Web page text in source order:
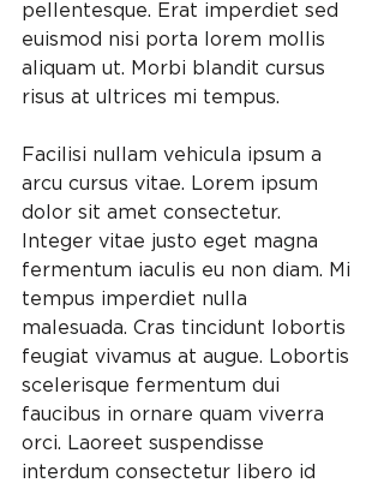
pellentesque. Erat imperdiet sed
euismod nisi porta lorem mollis
aliquam ut. Morbi blandit cursus
risus at ultrices mi tempus.
Facilisi nullam vehicula ipsum a
arcu cursus vitae. Lorem ipsum
dolor sit amet consectetur.
Integer vitae justo eget magna
fermentum iaculis eu non diam. Mi
tempus imperdiet nulla
malesuada. Cras tincidunt lobortis
feugiat vivamus at augue. Lobortis
scelerisque fermentum dui
faucibus in ornare quam viverra
orci. Laoreet suspendisse
interdum consectetur libero id